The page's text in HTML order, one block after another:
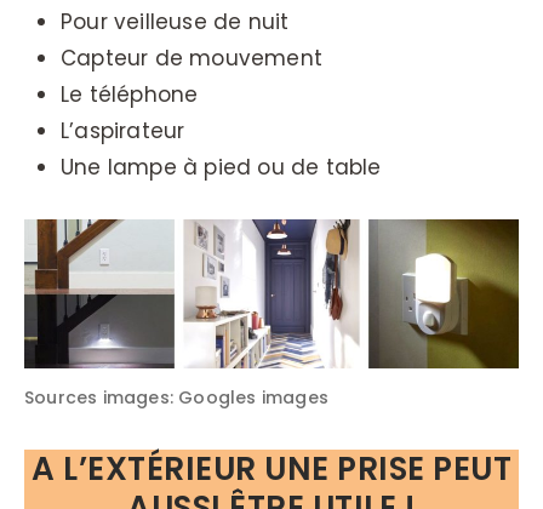
Pour veilleuse de nuit
Capteur de mouvement
Le téléphone
L’aspirateur
Une lampe à pied ou de table
Sources images: Googles images
A L’EXTÉRIEUR UNE PRISE PEUT